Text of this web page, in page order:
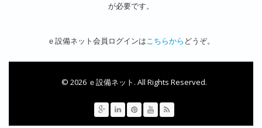
が必要です。
ｅ設備ネット会員ログインはこちらから どうぞ。
© 2026 ｅ設備ネット. All Rights Reserved.